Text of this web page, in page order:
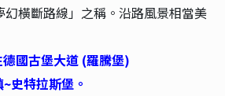
幻橫斷路線」之稱。沿路風景相當美
國古堡大道 (羅騰堡)
史特拉斯堡。